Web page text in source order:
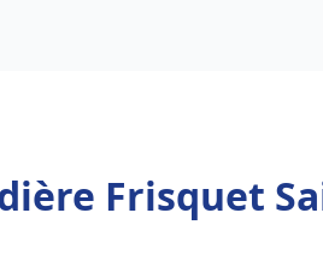
Frisquet